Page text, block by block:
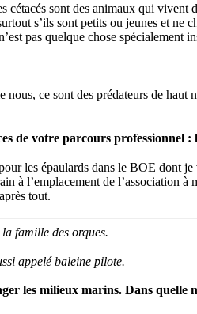
cétacés sont des animaux qui vivent
s’ils sont petits ou jeunes et
pas quelque chose
ce sont des prédateurs de
de votre parcours professionnel
les épaulards dans le BOE dont
à l’emplacement de l’association
tout.
famille des orques.
appelé baleine pilote.
les milieux marins. Dans quelle